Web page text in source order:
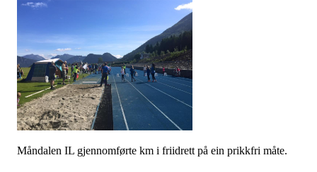
Måndalen IL gjennomførte km i friidrett på ein prikkfri måte.